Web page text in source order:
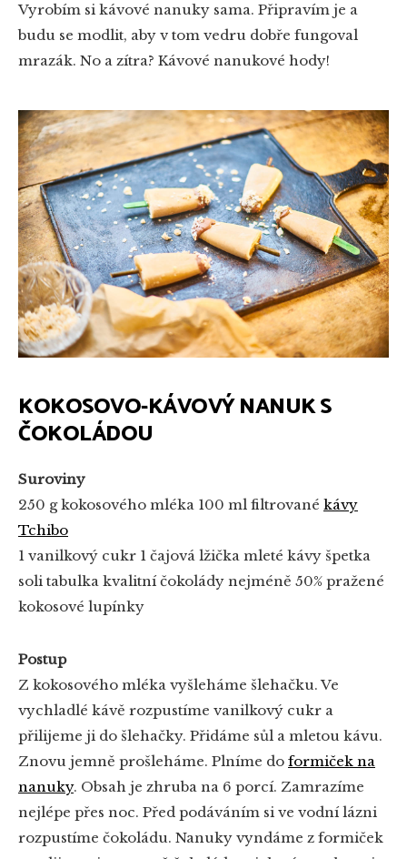
Vyrobím si kávové nanuky sama. Připravím je a
budu se modlit, aby v tom vedru dobře fungoval
mrazák. No a zítra? Kávové nanukové hody!
KOKOSOVO-KÁVOVÝ NANUK S
ČOKOLÁDOU
Suroviny
250 g kokosového mléka 100 ml filtrované kávy
Tchibo
1 vanilkový cukr 1 čajová lžička mleté kávy špetka
soli tabulka kvalitní čokolády nejméně 50% pražené
kokosové lupínky
Postup
Z kokosového mléka vyšleháme šlehačku. Ve
vychladlé kávě rozpustíme vanilkový cukr a
přilijeme ji do šlehačky. Přidáme sůl a mletou kávu.
Znovu jemně prošleháme. Plníme do formiček na
nanuky. Obsah je zhruba na 6 porcí. Zamrazíme
nejlépe přes noc. Před podáváním si ve vodní lázni
rozpustíme čokoládu. Nanuky vyndáme z formiček